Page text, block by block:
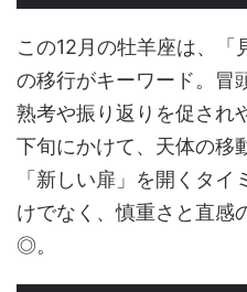
この12月の牡羊座は、「
の移行がキーワード。冒
熟考や振り返りを促され
下旬にかけて、天体の移
「新しい扉」を開くタ
けでなく、慎重さと直感
◎。